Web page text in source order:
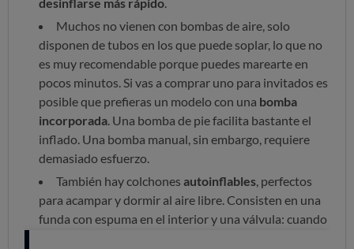
Muchos no vienen con bombas de aire, solo
disponen de tubos en los que puede soplar, lo que no
es muy recomendable porque puedes marearte en
pocos minutos. Si vas a comprar uno para invitados es
posible que prefieras un modelo con una bomba
incorporada. Una bomba de pie facilita bastante el
inflado. Una bomba manual, sin embargo, requiere
demasiado esfuerzo.
También hay colchones autoinflables, perfectos
para acampar y dormir al aire libre. Consisten en una
funda con espuma en el interior y una válvula: cuando